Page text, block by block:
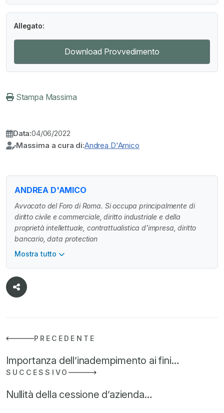
Allegato:
Download Provvedimento
Stampa Massima
Data:04/06/2022
Massima a cura di:Andrea D'Amico
ANDREA D'AMICO
Avvocato del Foro di Roma. Si occupa principalmente di
diritto civile e commerciale, diritto industriale e della
proprietà intellettuale, contrattualistica d’impresa, diritto
bancario, data protection
Mostra tutto
PRECEDENTE
Importanza dell’inadempimento ai fini…
SUCCESSIVO
Nullità della cessione d’azienda…